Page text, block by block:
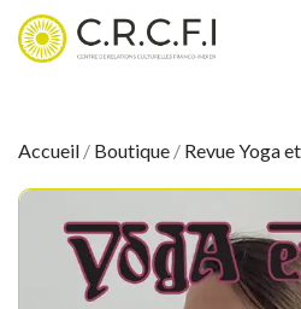
Accueil / Boutique / Revue Yoga